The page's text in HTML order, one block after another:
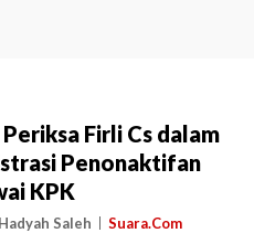
Firli Cs dalam
Penonaktifan
KPK
Saleh Suara.Com